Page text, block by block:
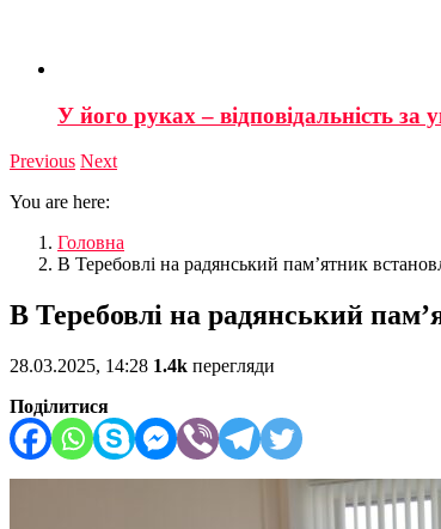
У його руках – відповідальність за
Previous Next
You are here:
Головна
В Теребовлі на радянський пам’ятник
В Теребовлі на радянський
28.03.2025, 14:28 1.4k перегляди
Поділитися